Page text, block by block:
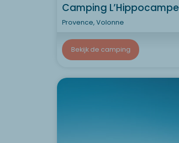
Camping L’Hippocampe
Provence, Volonne
Bekijk de camping